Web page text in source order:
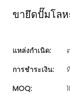
ขายึดปั๊มโล
แหล่งกำเนิด:
การชำระเงิน:
MOQ: